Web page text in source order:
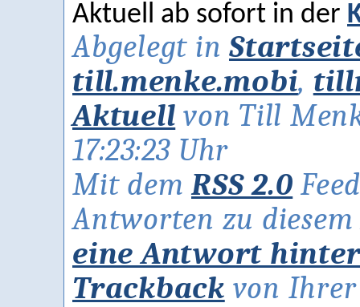
Aktuell ab sofort in der
Abgelegt in
till.menke.mobi,
Aktuell von Till
17:23:23 Uhr
Mit demRSS 2.0
Antworten zu
eine Antwort
Trackback von Ihrer